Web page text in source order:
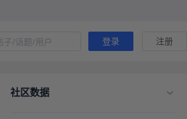
登录 注册
社区数据